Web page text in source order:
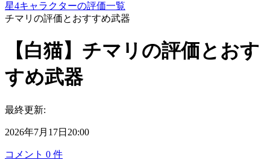
星4キャラクターの評価一覧
チマリの評価とおすすめ武器
【白猫】チマリの評価とおす
すめ武器
最終更新:
2026年7月17日20:00
コメント 0 件